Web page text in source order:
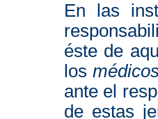
En las
éste de
los
ante el
de estas